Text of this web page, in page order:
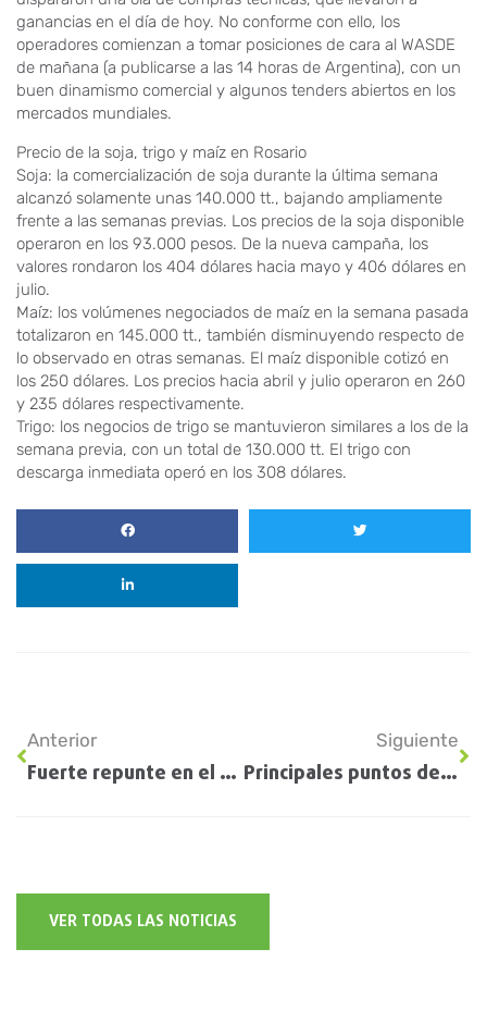
ganancias en el día de hoy. No conforme con ello, los
operadores comienzan a tomar posiciones de cara al WASDE
de mañana (a publicarse a las 14 horas de Argentina), con un
buen dinamismo comercial y algunos tenders abiertos en los
mercados mundiales.
Precio de la soja, trigo y maíz en Rosario
Soja: la comercialización de soja durante la última semana
alcanzó solamente unas 140.000 tt., bajando ampliamente
frente a las semanas previas. Los precios de la soja disponible
operaron en los 93.000 pesos. De la nueva campaña, los
valores rondaron los 404 dólares hacia mayo y 406 dólares en
julio.
Maíz: los volúmenes negociados de maíz en la semana pasada
totalizaron en 145.000 tt., también disminuyendo respecto de
lo observado en otras semanas. El maíz disponible cotizó en
los 250 dólares. Los precios hacia abril y julio operaron en 260
y 235 dólares respectivamente.
Trigo: los negocios de trigo se mantuvieron similares a los de la
semana previa, con un total de 130.000 tt. El trigo con
descarga inmediata operó en los 308 dólares.
Anterior
Fuerte repunte en el poder de compra del maíz contra la urea: cómo se encuentra la relación insumo producto
Siguiente
Principales puntos del Programa de Fortalecimiento Productivo Argentino anunciado por Massa
VER TODAS LAS NOTICIAS